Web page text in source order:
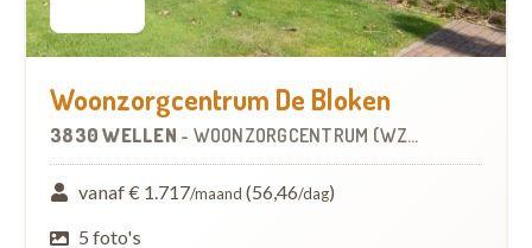
Woonzorgcentrum De Bloken
3830 WELLEN - WOONZORGCENTRUM (WZC)
vanaf € 1.717/maand (56,46/dag)
5 foto's